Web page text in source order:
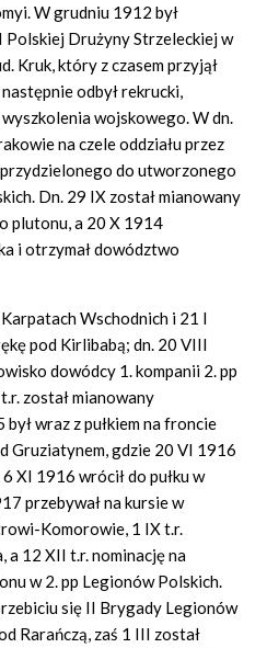
W grudniu 1912 był
Polskiej Drużyny Strzeleckiej w
Kruk, który z czasem przyjął
odbył rekrucki,
wojskowego. W dn.
na czele oddziału przez
do utworzonego
Dn. 29 IX został mianowany
plutonu, a 20 X 1914
i otrzymał dowództwo
Wschodnich i 21 I
pod Kirlibabą; dn. 20 VIII
dowódcy 1. kompanii 2. pp
został mianowany
wraz z pułkiem na froncie
Gruziatynem, gdzie 20 VI 1916
XI 1916 wrócił do pułku w
przebywał na kursie w
Komorowie, 1 IX t.r.
a 12 XII t.r. nominację na
w 2. pp Legionów Polskich.
się II Brygady Legionów
Rarańczą, zaś 1 III został